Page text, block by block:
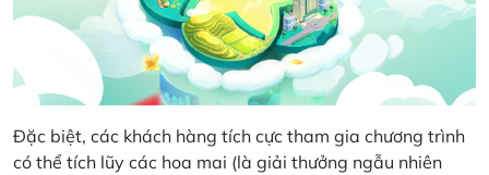
Đặc biệt, các khách hàng tích cực tham gia chương trình
có thể tích lũy các hoa mai (là giải thưởng ngẫu nhiên